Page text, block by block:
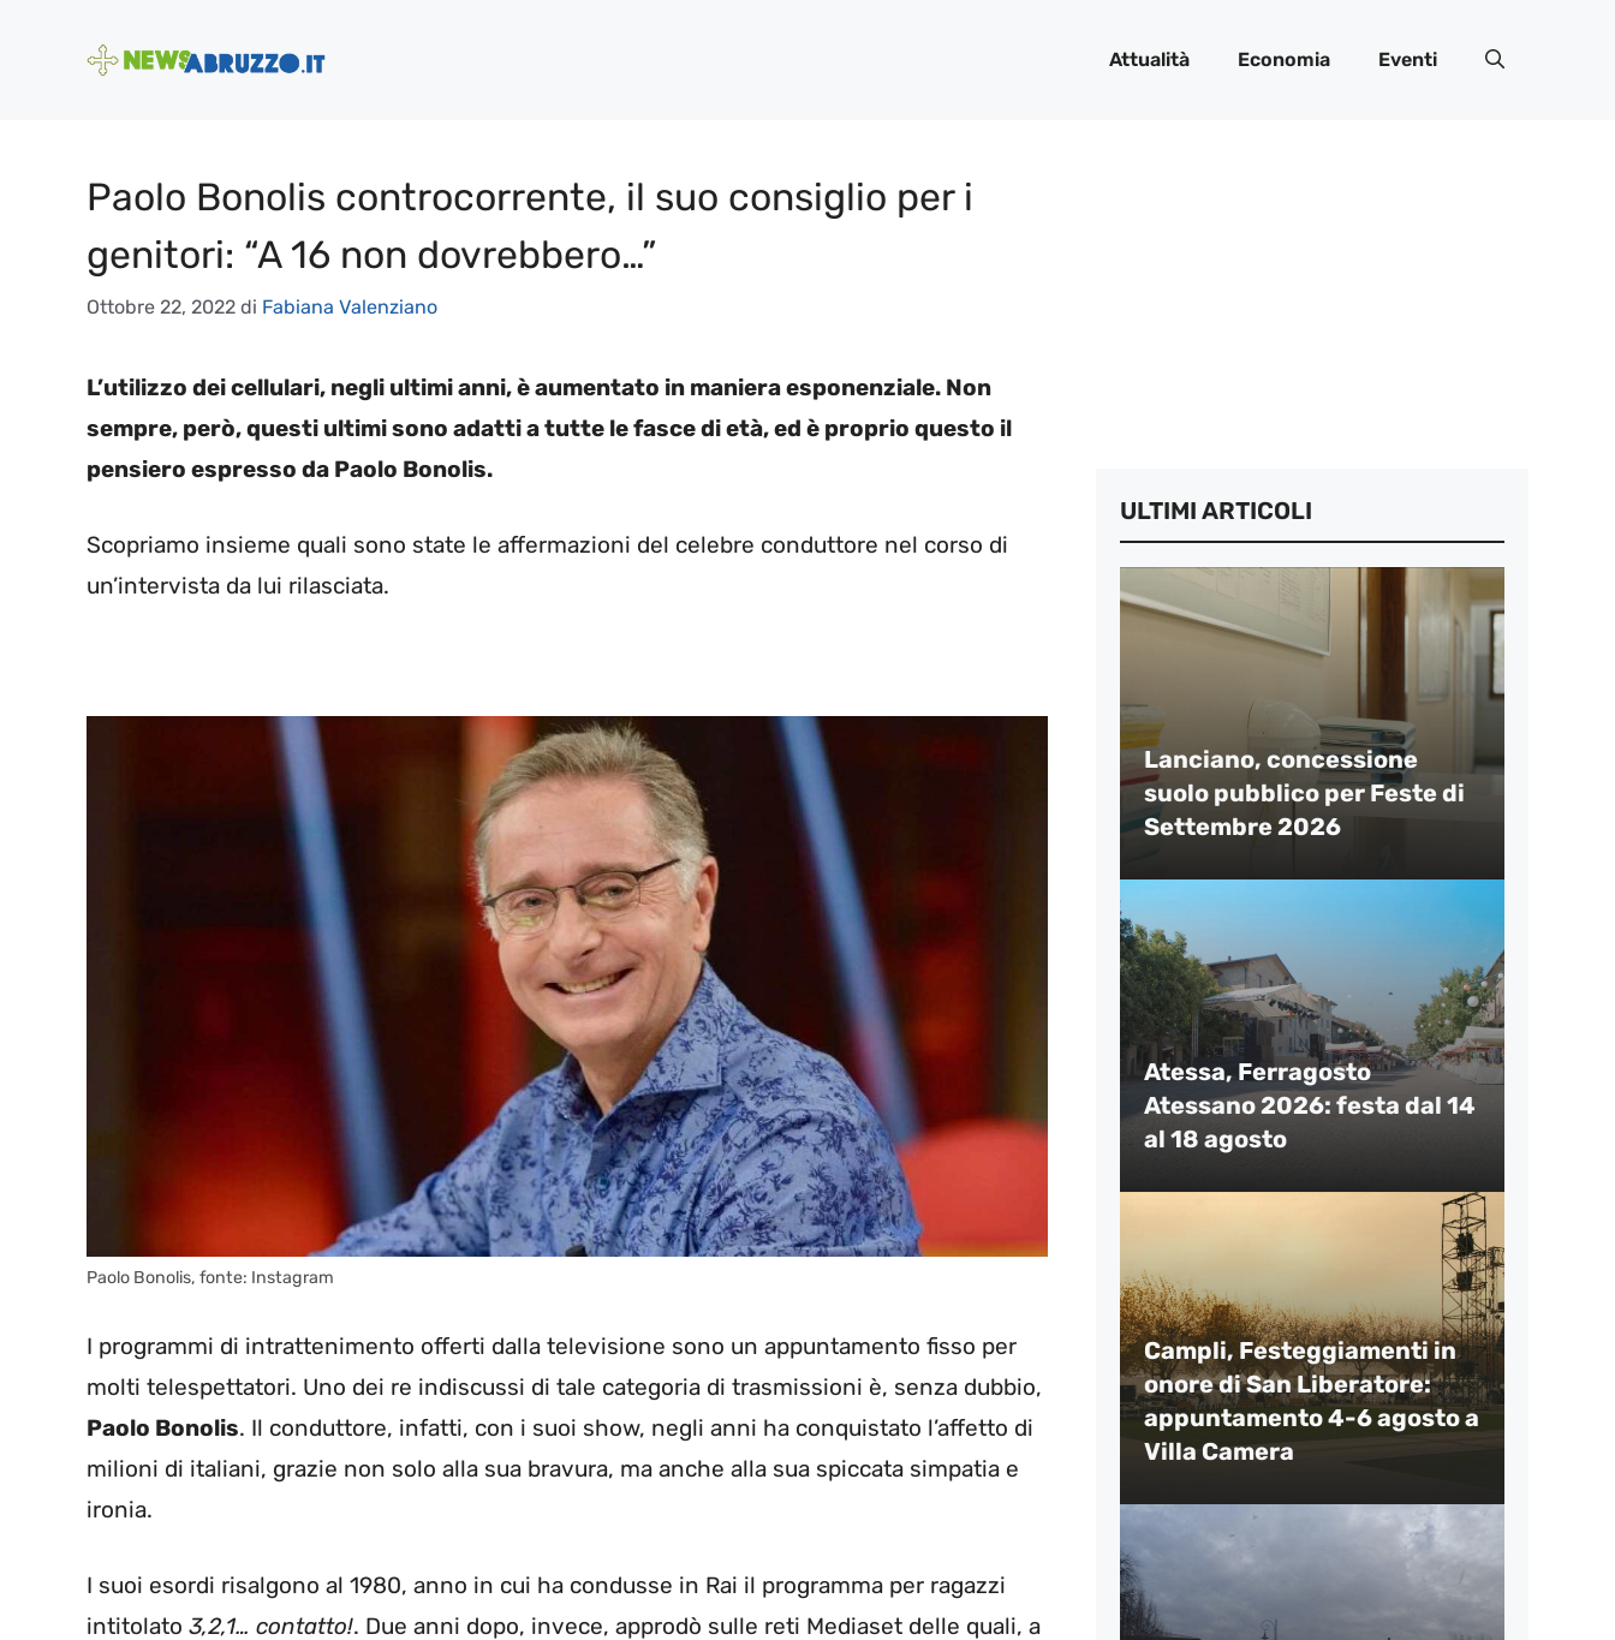
Attualità Economia Eventi
Paolo Bonolis controcorrente, il suo consiglio per i
genitori: “A 16 non dovrebbero…”
Ottobre 22, 2022 di Fabiana Valenziano
L’utilizzo dei cellulari, negli ultimi anni, è aumentato in maniera esponenziale. Non
sempre, però, questi ultimi sono adatti a tutte le fasce di età, ed è proprio questo il
pensiero espresso da Paolo Bonolis.
Scopriamo insieme quali sono state le affermazioni del celebre conduttore nel corso di
un’intervista da lui rilasciata.
Paolo Bonolis, fonte: Instagram
I programmi di intrattenimento offerti dalla televisione sono un appuntamento fisso per
molti telespettatori. Uno dei re indiscussi di tale categoria di trasmissioni è, senza dubbio,
Paolo Bonolis. Il conduttore, infatti, con i suoi show, negli anni ha conquistato l’affetto di
milioni di italiani, grazie non solo alla sua bravura, ma anche alla sua spiccata simpatia e
ironia.
I suoi esordi risalgono al 1980, anno in cui ha condusse in Rai il programma per ragazzi
intitolato 3,2,1… contatto!. Due anni dopo, invece, approdò sulle reti Mediaset delle quali, a
ULTIMI ARTICOLI
Lanciano, concessione
suolo pubblico per Feste di
Settembre 2026
Atessa, Ferragosto
Atessano 2026: festa dal 14
al 18 agosto
Campli, Festeggiamenti in
onore di San Liberatore:
appuntamento 4-6 agosto a
Villa Camera